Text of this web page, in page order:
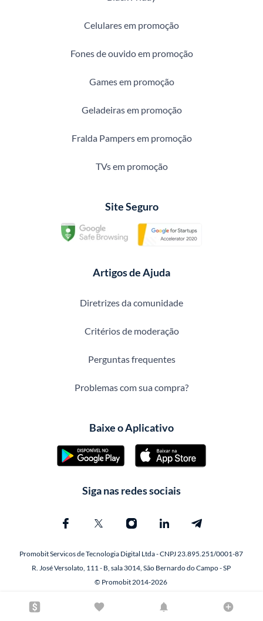
Celulares em promoção
Fones de ouvido em promoção
Games em promoção
Geladeiras em promoção
Fralda Pampers em promoção
TVs em promoção
Site Seguro
Artigos de Ajuda
Diretrizes da comunidade
Critérios de moderação
Perguntas frequentes
Problemas com sua compra?
Baixe o Aplicativo
Siga nas redes sociais
Promobit Servicos de Tecnologia Digital Ltda - CNPJ 23.895.251/0001-87
R. José Versolato, 111 - B, sala 3014, São Bernardo do Campo - SP
© Promobit 2014-2026